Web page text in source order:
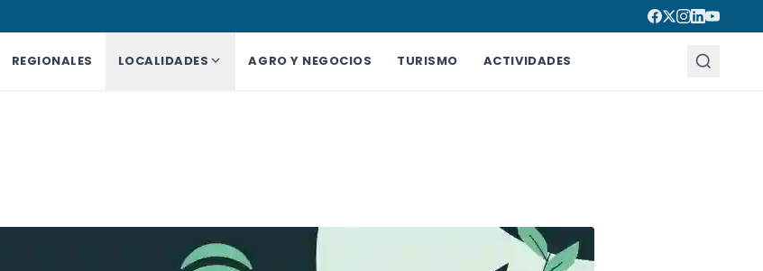
REGIONALES LOCALIDADES AGRO Y NEGOCIOS TURISMO ACTIVIDADES